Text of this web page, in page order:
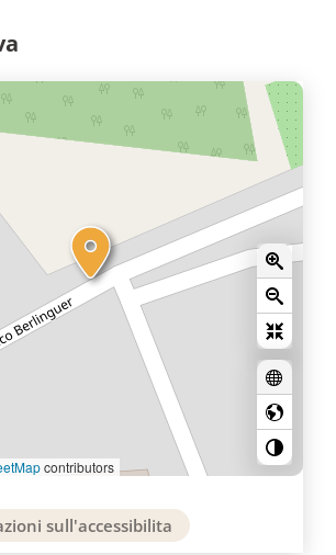
contributors
sull'accessibilita